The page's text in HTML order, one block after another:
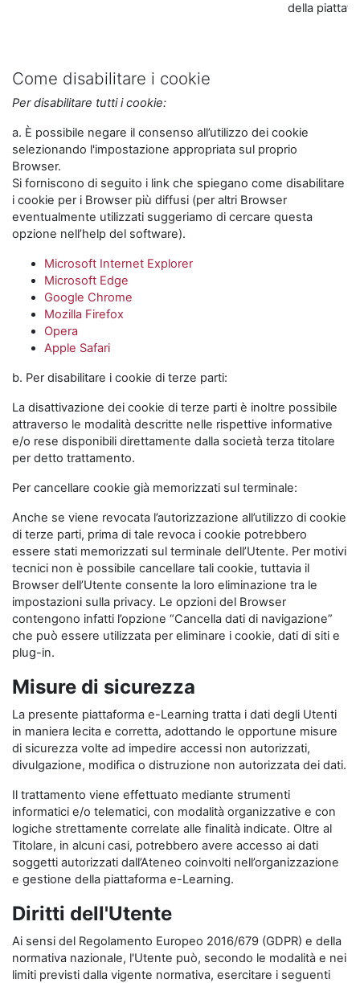
della
Come disabilitare i cookie
Per disabilitare tutti i cookie:
a. È possibile negare il consenso all’utilizzo dei cookie
selezionando l'impostazione appropriata sul proprio
Browser.
Si forniscono di seguito i link che spiegano come disabilitare
i cookie per i Browser più diffusi (per altri Browser
eventualmente utilizzati suggeriamo di cercare questa
opzione nell’help del software).
Microsoft Internet Explorer
Microsoft Edge
Google Chrome
Mozilla Firefox
Opera
Apple Safari
b. Per disabilitare i cookie di terze parti:
La disattivazione dei cookie di terze parti è inoltre possibile
attraverso le modalità descritte nelle rispettive informative
e/o rese disponibili direttamente dalla società terza titolare
per detto trattamento.
Per cancellare cookie già memorizzati sul terminale:
Anche se viene revocata l’autorizzazione all’utilizzo di cookie
di terze parti, prima di tale revoca i cookie potrebbero
essere stati memorizzati sul terminale dell’Utente. Per motivi
tecnici non è possibile cancellare tali cookie, tuttavia il
Browser dell’Utente consente la loro eliminazione tra le
impostazioni sulla privacy. Le opzioni del Browser
contengono infatti l’opzione “Cancella dati di navigazione”
che può essere utilizzata per eliminare i cookie, dati di siti e
plug-in.
Misure di sicurezza
La presente piattaforma e-Learning tratta i dati degli Utenti
in maniera lecita e corretta, adottando le opportune misure
di sicurezza volte ad impedire accessi non autorizzati,
divulgazione, modifica o distruzione non autorizzata dei dati.
Il trattamento viene effettuato mediante strumenti
informatici e/o telematici, con modalità organizzative e con
logiche strettamente correlate alle finalità indicate. Oltre al
Titolare, in alcuni casi, potrebbero avere accesso ai dati
soggetti autorizzati dall’Ateneo coinvolti nell’organizzazione
e gestione della piattaforma e-Learning.
Diritti dell'Utente
Ai sensi del Regolamento Europeo 2016/679 (GDPR) e della
normativa nazionale, l'Utente può, secondo le modalità e nei
limiti previsti dalla vigente normativa, esercitare i seguenti